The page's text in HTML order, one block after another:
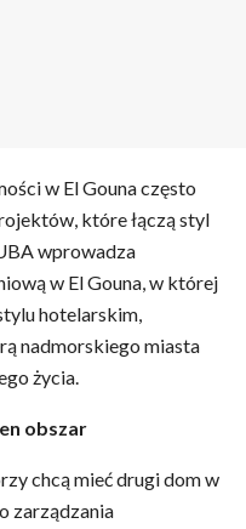
w El Gouna często
które łączą styl
wprowadza
w El Gouna, w której
hotelarskim,
nadmorskiego miasta
życia.
obszar
chcą mieć drugi dom w
zarządzania